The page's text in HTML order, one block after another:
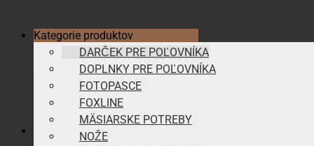
Kategorie produktov
DARČEK PRE POĽOVNÍKA
DOPLNKY PRE POĽOVNÍKA
FOTOPASCE
FOXLINE
MÄSIARSKE POTREBY
NOŽE